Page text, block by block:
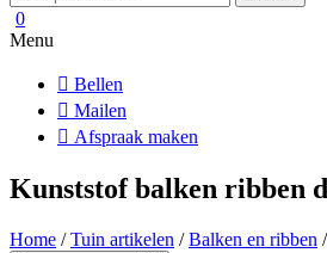
naar:
0
Menu
Bellen
Mailen
Afspraak maken
Kunststof balken ribben
Home /Tuin artikelen /Balken en ribben